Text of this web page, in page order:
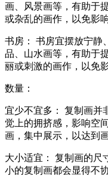
画、风景画等，有助于
或杂乱的画作，以免影
书房： 书房宜摆放宁静
品、山水画等，有助于
丽或刺激的画作，以免
数量：
宜少不宜多： 复制画并
觉上的拥挤感，影响空
画，集中展示，以达到
大小适宜： 复制画的尺
小的复制画都会显得不